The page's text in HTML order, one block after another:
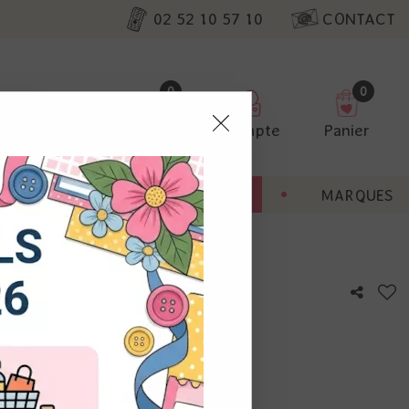
02 52 10 57 10 CONTACT
0
Compte
0
Panier
BONNES AFFAIRES MARQUES
avis !
nos
non
Vous
à droite